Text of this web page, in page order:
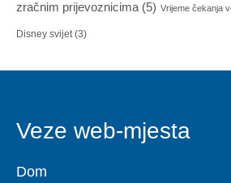
zračnim prijevoznicima (5) Vrijeme čekanja
Disney svijet(3)
Veze web-mjesta
Dom